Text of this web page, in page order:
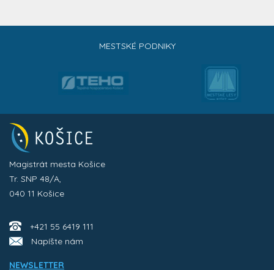
MESTSKÉ PODNIKY
Magistrát mesta Košice
Tr. SNP 48/A,
040 11 Košice
+421 55 6419 111
Napíšte nám
NEWSLETTER